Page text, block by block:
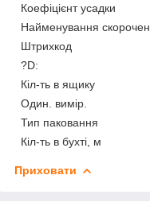
Коефіцієнт усадки
Найменування
Штрихкод
?D:
Кіл-ть в ящику
Один. вимір.
Тип паковання
Кіл-ть в бухті, м
Приховати